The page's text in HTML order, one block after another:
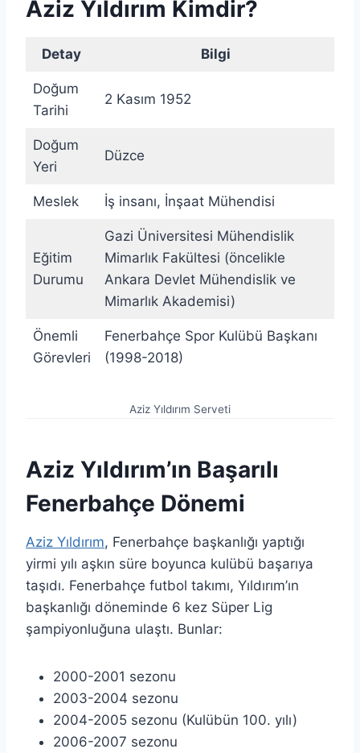
Aziz Yıldırım Kimdir?
Detay Bilgi
Doğum
Tarihi
2 Kasım 1952
Doğum
Yeri
Düzce
Meslek İş insanı, İnşaat Mühendisi
Eğitim
Durumu
Gazi Üniversitesi Mühendislik
Mimarlık Fakültesi (öncelikle
Ankara Devlet Mühendislik ve
Mimarlık Akademisi)
Önemli
Görevleri
Fenerbahçe Spor Kulübü Başkanı
(1998-2018)
Aziz Yıldırım Serveti
Aziz Yıldırım’ın Başarılı
Fenerbahçe Dönemi
Aziz Yıldırım, Fenerbahçe başkanlığı yaptığı
yirmi yılı aşkın süre boyunca kulübü başarıya
taşıdı. Fenerbahçe futbol takımı, Yıldırım’ın
başkanlığı döneminde 6 kez Süper Lig
şampiyonluğuna ulaştı. Bunlar:
2000-2001 sezonu
2003-2004 sezonu
2004-2005 sezonu (Kulübün 100. yılı)
2006-2007 sezonu